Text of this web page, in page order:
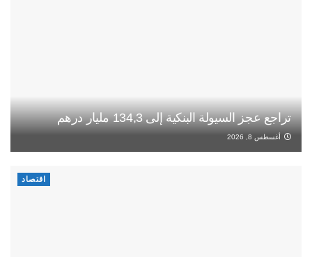
تراجع عجز السيولة البنكية إلى 134,3 مليار درهم
أغسطس 8, 2026
اقتصاد